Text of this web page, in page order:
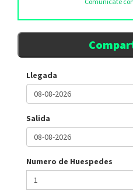
Llegada
Salida
Numero de Huespedes